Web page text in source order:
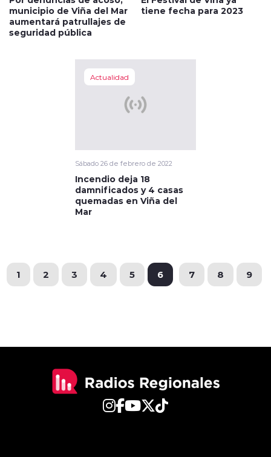
municipio de Viña del Mar
aumentará patrullajes de
seguridad pública
tiene fecha para 2023
Actualidad
Sábado 26 de febrero de 2022
Incendio deja 18
damnificados y 4 casas
quemadas en Viña del
Mar
1 2 3 4 5 6 7 8 9